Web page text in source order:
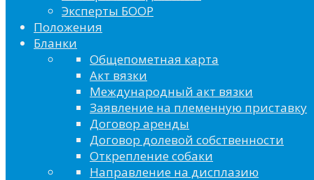
Эксперты БООР
Положения
Бланки
Общепометная карта
Акт вязки
Международный акт вязки
Заявление на племенную приставку
Договор аренды
Договор долевой собственности
Открепление собаки
Направление на дисплазию